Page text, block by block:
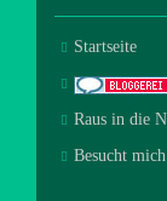
Startseite
Raus in die
Besucht